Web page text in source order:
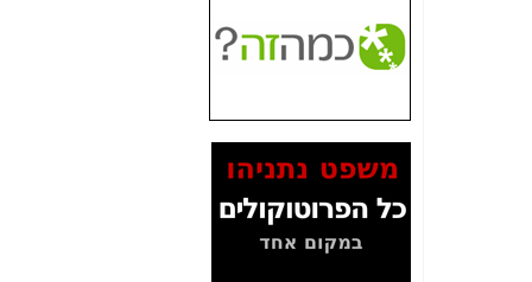
האם ביבי וקרא קבלו
בכלל תמורה עבור
המסמכים בנושא בזק-
Yes (תיק 4000)
לאיש הלא נכון! -כאן
עובדות ומסמכים